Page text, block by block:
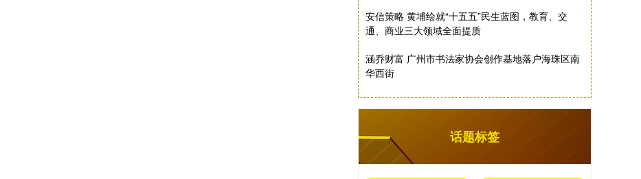
安信策略 黄埔绘就“十五五”民生蓝图，教育、交
通、商业三大领域全面提质
涵乔财富 广州市书法家协会创作基地落户海珠区南
华西街
话题标签